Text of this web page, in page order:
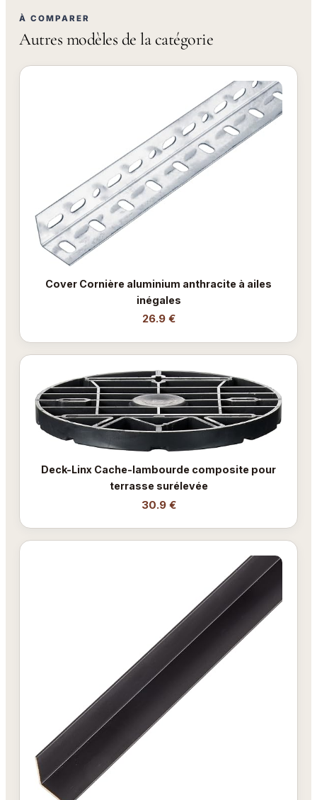
À COMPARER
Autres modèles de la catégorie
Cover Cornière aluminium anthracite à ailes
inégales
26.9 €
Deck-Linx Cache-lambourde composite pour
terrasse surélevée
30.9 €